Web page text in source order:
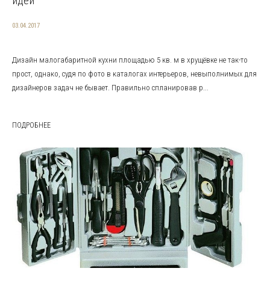
03.04.2017
Дизайн малогабаритной кухни площадью 5 кв. м в хрущёвке не так-то
прост, однако, судя по фото в каталогах интерьеров, невыполнимых для
дизайнеров задач не бывает. Правильно спланировав р...
ПОДРОБНЕЕ